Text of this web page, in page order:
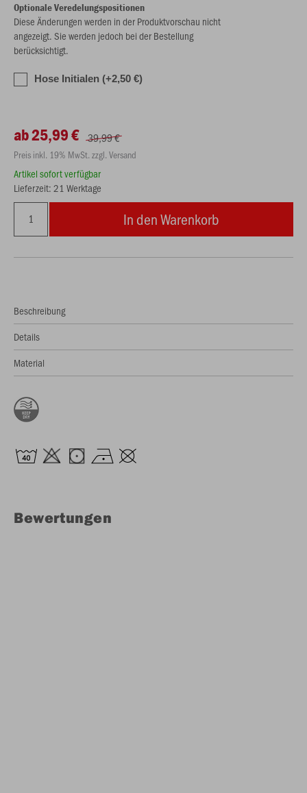
Optionale Veredelungspositionen
Diese Änderungen werden in der Produktvorschau nicht
angezeigt. Sie werden jedoch bei der Bestellung
berücksichtigt.
Hose Initialen (+2,50 €)
ab 25,99 € 39,99 €
Preis inkl. 19% MwSt. zzgl. Versand
Artikel sofort verfügbar
Lieferzeit: 21 Werktage
In den Warenkorb
Beschreibung
Details
Material
Bewertungen